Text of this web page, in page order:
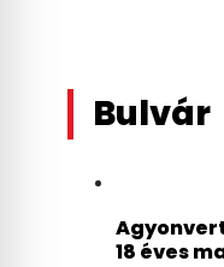
Bulvár
18 éves